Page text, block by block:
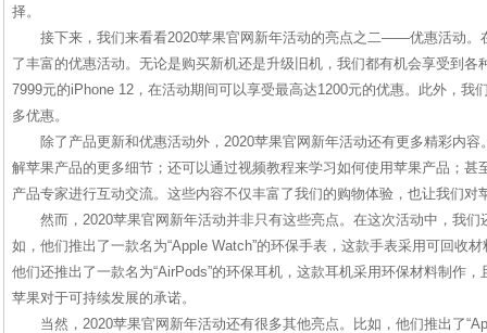
择。
接下来，我们来看看2020苹果官网新年活动的亮点之二——优惠活动。
了丰富的优惠活动。无论是购买新机还是升级旧机，我们都有机会享受到各
7999元的iPhone 12，在活动期间可以享受最高达1200元的优惠。此外，我
多优惠。
除了产品更新和优惠活动外，2020苹果官网新年活动还有更多精彩内
解苹果产品的更多细节；还可以通过视频教程来学习如何使用苹果产品；甚
产品专家进行互动交流。这些内容不仅丰富了我们的购物体验，也让我们对
然而，2020苹果官网新年活动并非只有这些亮点。在这次活动中，我
如，他们推出了一款名为“Apple Watch”的环保手表，这款手表采用可回收
他们还推出了一款名为“AirPods”的环保耳机，这款耳机采用环保材料制作
苹果对于可持续发展的承诺。
当然，2020苹果官网新年活动还有很多其他亮点。比如，他们推出了